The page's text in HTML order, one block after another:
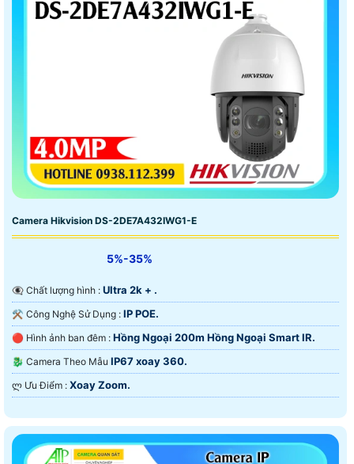
Camera Hikvision DS-2DE7A432IWG1-E
5%-35%
👁️‍🗨 Chất lượng hình : Ultra 2k + .
⚒ Công Nghệ Sử Dụng : IP POE.
🔴 Hình ảnh ban đêm : Hồng Ngoại 200m Hồng Ngoại Smart IR.
🐉️ Camera Theo Mẫu IP67 xoay 360.
️ლ Ưu Điểm : Xoay Zoom.